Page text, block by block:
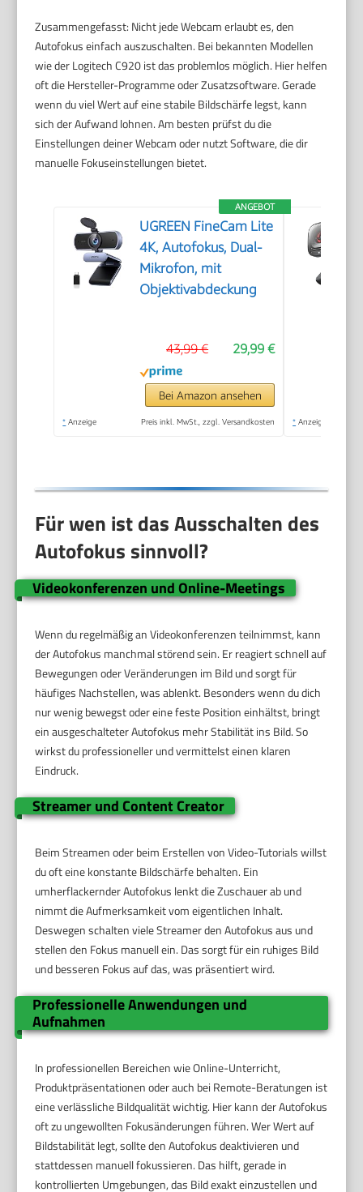
Zusammengefasst: Nicht jede Webcam erlaubt es, den
Autofokus einfach auszuschalten. Bei bekannten Modellen
wie der Logitech C920 ist das problemlos möglich. Hier helfen
oft die Hersteller-Programme oder Zusatzsoftware. Gerade
wenn du viel Wert auf eine stabile Bildschärfe legst, kann
sich der Aufwand lohnen. Am besten prüfst du die
Einstellungen deiner Webcam oder nutzt Software, die dir
manuelle Fokuseinstellungen bietet.
ANGEBOT
UGREEN FineCam Lite
4K, Autofokus, Dual-
Mikrofon, mit
Objektivabdeckung
29,99 €
43,99 €
Bei Amazon ansehen
* Anzeige Preis inkl. MwSt., zzgl. Versandkosten * Anzeige
Für wen ist das Ausschalten des
Autofokus sinnvoll?
Videokonferenzen und Online-Meetings
Wenn du regelmäßig an Videokonferenzen teilnimmst, kann
der Autofokus manchmal störend sein. Er reagiert schnell auf
Bewegungen oder Veränderungen im Bild und sorgt für
häufiges Nachstellen, was ablenkt. Besonders wenn du dich
nur wenig bewegst oder eine feste Position einhältst, bringt
ein ausgeschalteter Autofokus mehr Stabilität ins Bild. So
wirkst du professioneller und vermittelst einen klaren
Eindruck.
Streamer und Content Creator
Beim Streamen oder beim Erstellen von Video-Tutorials willst
du oft eine konstante Bildschärfe behalten. Ein
umherflackernder Autofokus lenkt die Zuschauer ab und
nimmt die Aufmerksamkeit vom eigentlichen Inhalt.
Deswegen schalten viele Streamer den Autofokus aus und
stellen den Fokus manuell ein. Das sorgt für ein ruhiges Bild
und besseren Fokus auf das, was präsentiert wird.
Professionelle Anwendungen und
Aufnahmen
In professionellen Bereichen wie Online-Unterricht,
Produktpräsentationen oder auch bei Remote-Beratungen ist
eine verlässliche Bildqualität wichtig. Hier kann der Autofokus
oft zu ungewollten Fokusänderungen führen. Wer Wert auf
Bildstabilität legt, sollte den Autofokus deaktivieren und
stattdessen manuell fokussieren. Das hilft, gerade in
kontrollierten Umgebungen, das Bild exakt einzustellen und